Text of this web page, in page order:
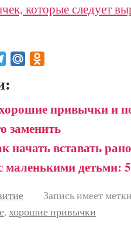
которые следует
TelegramMail.Ru
привычки и
заменить
начать вставать рано
маленькими детьми: 5
Запись имеет
,хорошие привычки